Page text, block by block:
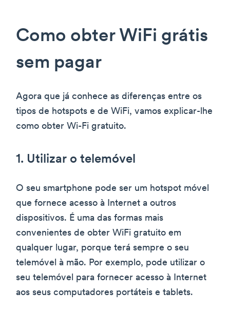
Como obter WiFi grátis
sem pagar
Agora que já conhece as diferenças entre os
tipos de hotspots e de WiFi, vamos explicar-lhe
como obter Wi-Fi gratuito.
1. Utilizar o telemóvel
O seu smartphone pode ser um hotspot móvel
que fornece acesso à Internet a outros
dispositivos. É uma das formas mais
convenientes de obter WiFi gratuito em
qualquer lugar, porque terá sempre o seu
telemóvel à mão. Por exemplo, pode utilizar o
seu telemóvel para fornecer acesso à Internet
aos seus computadores portáteis e tablets.